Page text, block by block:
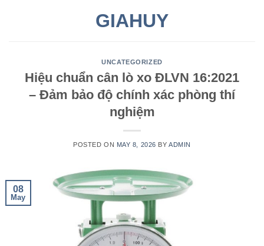
GIAHUY
UNCATEGORIZED
Hiệu chuẩn cân lò xo ĐLVN 16:2021
– Đảm bảo độ chính xác phòng thí
nghiệm
POSTED ON MAY 8, 2026 BYADMIN
08
May